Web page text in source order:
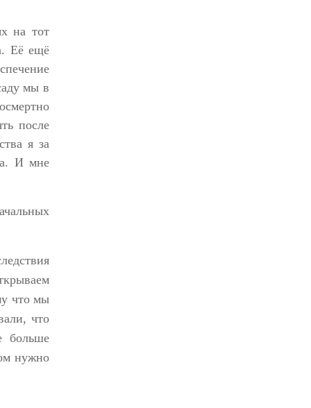
на тот
Её ещё
мы в
после
я за
И мне
что мы
что
больше
нужно